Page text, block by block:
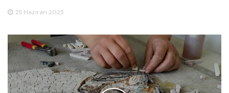
25 Haziran 2023